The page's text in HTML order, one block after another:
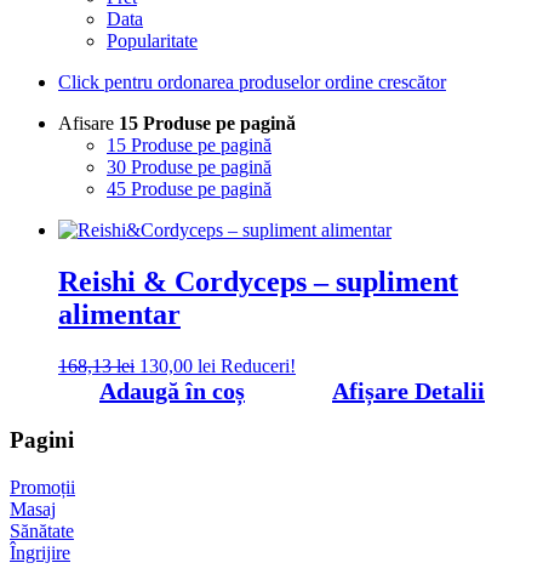
Data
Popularitate
Click pentru ordonarea produselor ordine crescător
Afisare 15 Produse pe pagină
15 Produse pe pagină
30 Produse pe pagină
45 Produse pe pagină
Reishi & Cordyceps – supliment
alimentar
168,13lei Prețul
inițial
a
130,00 lei Prețul
curent
este:
Reduceri!
Adaugă în coș Afișare Detalii
Pagini
Promoții
Masaj
Sănătate
Îngrijire